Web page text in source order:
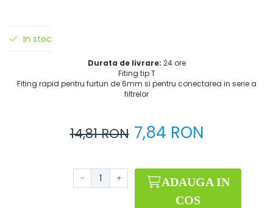
In stoc
Durata de livrare: 24 ore
Fiting tip T
Fiting rapid pentru furtun de 6mm si pentru conectarea in serie a
filtrelor
14,81RON 7,84 RON
- +
ADAUGA IN
COS